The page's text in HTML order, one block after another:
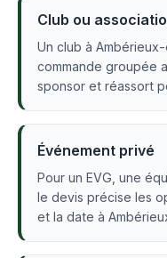
Club ou
Un club à
commande groupée
sponsor et réassort
Événement privé
Pour un EVG, une
le devis précise les
et la date à